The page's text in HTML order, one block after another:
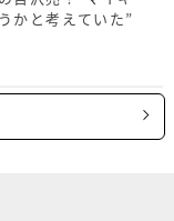
かと考えていた”